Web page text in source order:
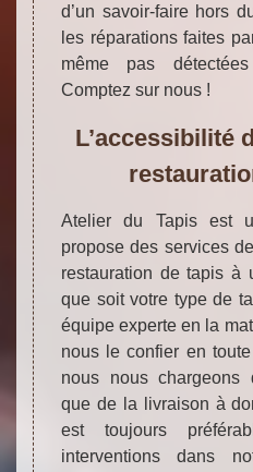
d’un savoir-faire hors
les réparations faites
même pas
Comptez sur nous !
L’accessibilité
Atelier du Tapis est
propose des services
restauration de tapis à
que soit votre type de
équipe experte en la
nous le confier en
nous nous chargeons
que de la livraison à
est toujours
interventions dans